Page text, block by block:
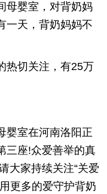
母婴室，对背奶妈
一天，背奶妈妈不
热切关注，有25万
婴室在河南洛阳正
三座!众爱善举的真
大家持续关注“关爱
更多的爱守护背奶